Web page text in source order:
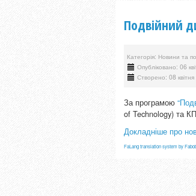
Подвійний
Категорія: Новини та
Опубліковано: 06
Створено: 08
За програмою
of Technology) та
Докладніше про
FaLang translation system by